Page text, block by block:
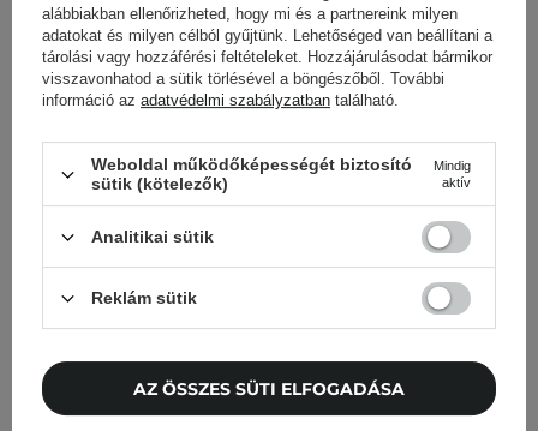
szappan alkalmas a test, a haj, az intim területek és akár az
arc mosására is. Nagyon hatékonyak, kompaktak, tehát
utazásokra is könnyen elvihetők, ahol a sokoldalú
kozmetikumok nagyon jól tudnak jönni.
Lásd még:Dezodorok,Lábmaszkok
A kozmetikumok népszerű
kategóriái
alábbiakban ellenőrizheted, hogy mi és a partnereink milyen
adatokat és milyen célból gyűjtünk. Lehetőséged van beállítani a
tárolási vagy hozzáférési feltételeket. Hozzájárulásodat bármikor
visszavonhatod a sütik törlésével a böngészőből. További
információ az adatvédelmi szabályzatban található.
Weboldal működőképességét biztosító
sütik (kötelezők)
Mindig
aktív
Analitikai sütik
Reklám sütik
AZ ÖSSZES SÜTI ELFOGADÁSA